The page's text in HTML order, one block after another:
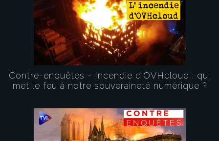
Contre-enquêtes - Incendie d'OVHcloud : qui
met le feu à notre souveraineté numérique ?